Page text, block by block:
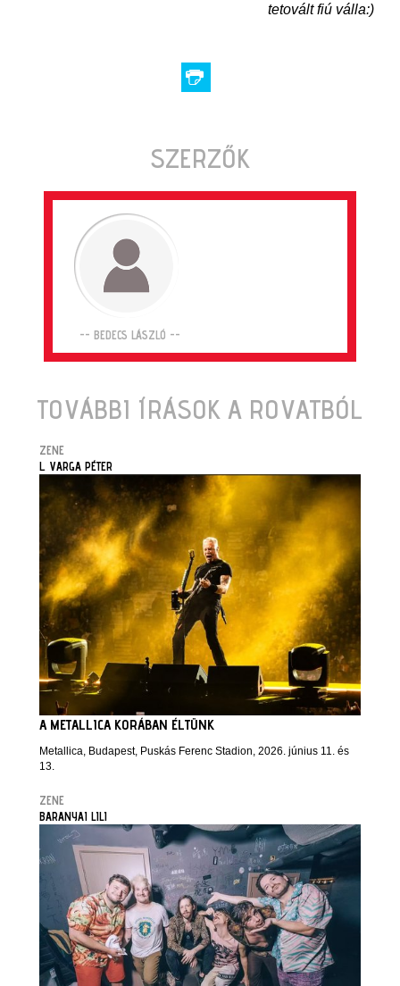
tetovált fiú válla:)
SZERZŐK
-- BEDECS LÁSZLÓ --
TOVÁBBI ÍRÁSOK A ROVATBÓL
ZENE
L. VARGA PÉTER
A METALLICA KORÁBAN ÉLTÜNK
Metallica, Budapest, Puskás Ferenc Stadion, 2026. június 11. és
13.
ZENE
BARANYAI LILI